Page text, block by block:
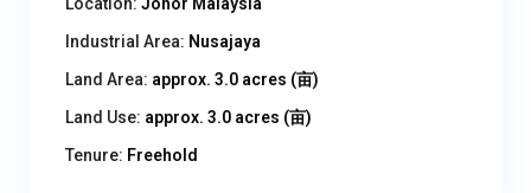
Industrial Area: Nusajaya
Land Area: approx. 3.0 acres (亩)
Land Use: approx. 3.0 acres (亩)
Tenure: Freehold